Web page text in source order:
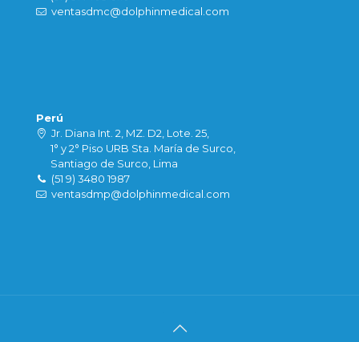
ventasdmc@dolphinmedical.com
Perú
Jr. Diana Int. 2, MZ. D2, Lote. 25,
1° y 2° Piso URB Sta. María de Surco,
Santiago de Surco, Lima
(51 9) 3480 1987
ventasdmp@dolphinmedical.com